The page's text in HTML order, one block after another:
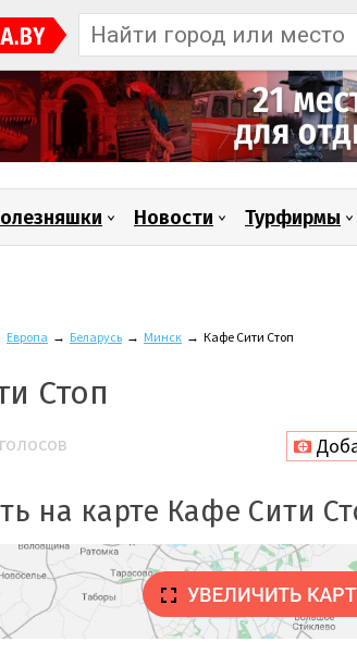
Новости Турфирмы
Европа → Беларусь → Минск → Кафе Сити Стоп
Стоп
голосов
на карте Кафе Сити